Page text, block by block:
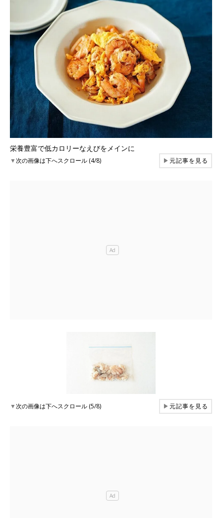
栄養豊富で低カロリーなえびをメインに
▼次の画像は下へスクロール (4/8) ▶元記事を見る
▼次の画像は下へスクロール (5/8) ▶元記事を見る